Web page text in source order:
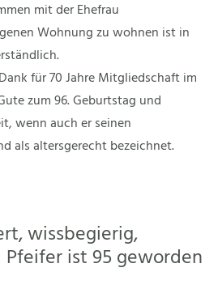
mit der Ehefrau
Wohnung zu wohnen ist in
für 70 Jahre Mitgliedschaft im
zum 96. Geburtstag und
wenn auch er seinen
als altersgerecht bezeichnet.
wissbegierig,
ist 95 geworden